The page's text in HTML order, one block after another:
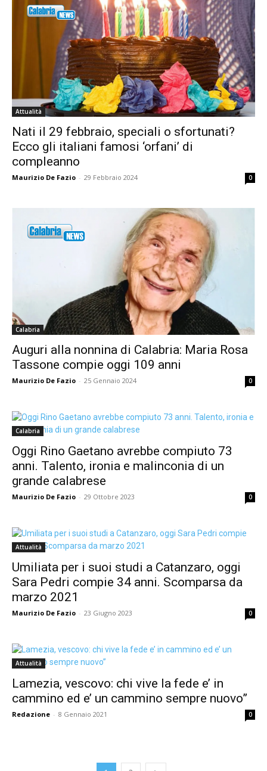
Attualità
Nati il 29 febbraio, speciali o sfortunati?
Ecco gli italiani famosi ‘orfani’ di
compleanno
Maurizio De Fazio - 29 Febbraio 2024 0
Calabria
Auguri alla nonnina di Calabria: Maria Rosa
Tassone compie oggi 109 anni
Maurizio De Fazio - 25 Gennaio 2024 0
Calabria
Oggi Rino Gaetano avrebbe compiuto 73
anni. Talento, ironia e malinconia di un
grande calabrese
Maurizio De Fazio - 29 Ottobre 2023 0
Attualità
Umiliata per i suoi studi a Catanzaro, oggi
Sara Pedri compie 34 anni. Scomparsa da
marzo 2021
Maurizio De Fazio - 23 Giugno 2023 0
Attualità
Lamezia, vescovo: chi vive la fede e’ in
cammino ed e’ un cammino sempre nuovo”
Redazione - 8 Gennaio 2021 0